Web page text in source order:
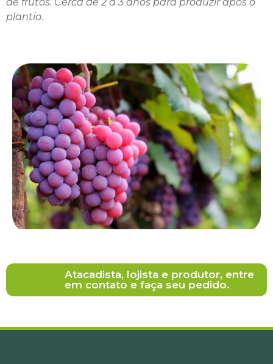
plantio.
Atacadista, lojista e produtor, entre
em contato e faça seu pedido.